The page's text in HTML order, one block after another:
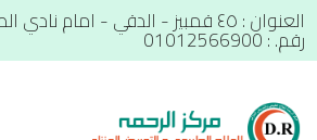
العنوان : ٤٥ قمبيز - الدقي - امام
رقم. : 01012566900